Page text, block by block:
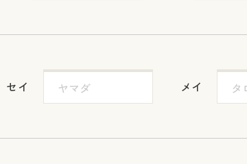
セイ メイ